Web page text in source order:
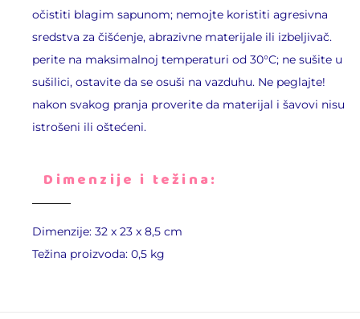
očistiti blagim sapunom; nemojte koristiti agresivna
sredstva za čišćenje, abrazivne materijale ili izbeljivač.
perite na maksimalnoj temperaturi od 30°C; ne sušite u
sušilici, ostavite da se osuši na vazduhu. Ne peglajte!
nakon svakog pranja proverite da materijal i šavovi nisu
istrošeni ili oštećeni.
Dimenzije i težina:
Dimenzije: 32 x 23 x 8,5 cm
Težina proizvoda: 0,5 kg